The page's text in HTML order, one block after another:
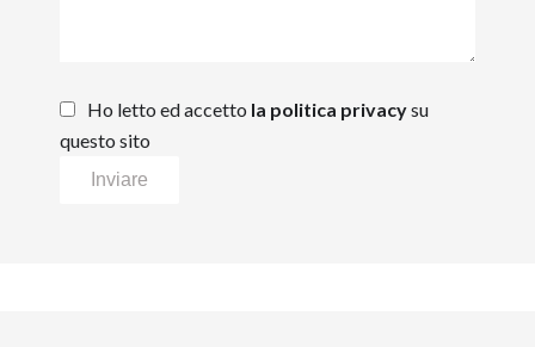
Ho letto ed accetto la politica privacysu
questo sito
Inviare